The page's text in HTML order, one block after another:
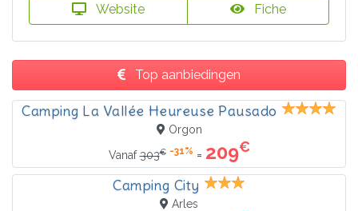
Website Fiche
Top aanbiedingen
Camping La Vallée Heureuse Pausado
Orgon
Vanaf303€ -31% = 209€
Camping City
Arles